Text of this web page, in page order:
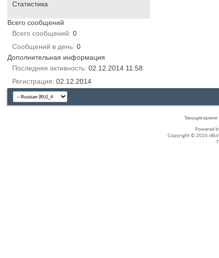
Статистика
Всего сообщений
Всего сообщений 0
Сообщений в день 0
Дополнительная информация
Последняя активность 02.12.2014 11:58
Регистрация 02.12.2014
Текущее время:
Powered
Copyright © 2026